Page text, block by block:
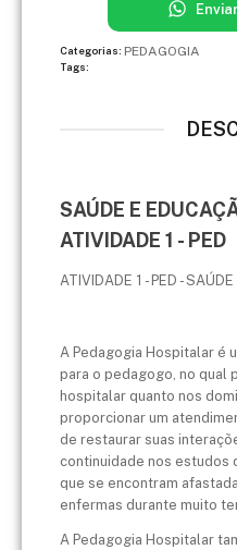
Categorias: PEDAGOGIA
Tags:
SAÚDE E
ATIVIDADE 1 - PED
ATIVIDADE 1 - PED -
A Pedagogia Hospitalar é
para o pedagogo, no qual
hospitalar quanto nos
proporcionar um
de restaurar suas
continuidade nos estudos
que se encontram
enfermas durante muito
A Pedagogia Hospitalar